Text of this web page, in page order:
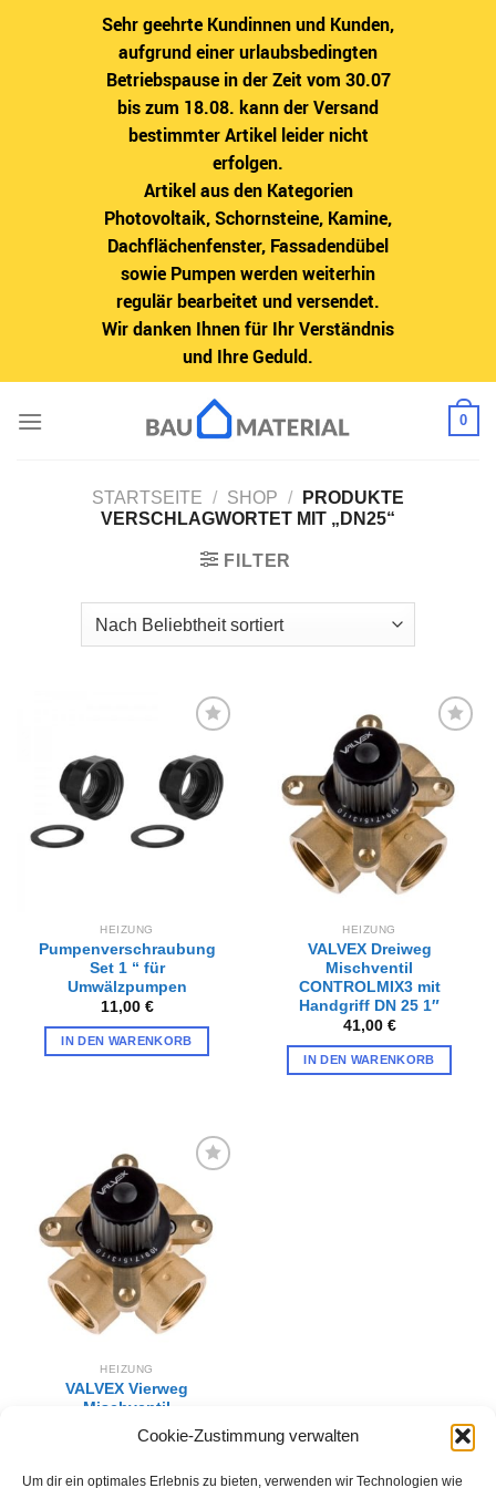
Sehr geehrte Kundinnen und Kunden,
aufgrund einer urlaubsbedingten
Betriebspause in der Zeit vom 30.07
bis zum 18.08. kann der Versand
bestimmter Artikel leider nicht
erfolgen.
Artikel aus den Kategorien
Photovoltaik, Schornsteine, Kamine,
Dachflächenfenster, Fassadendübel
sowie Pumpen werden weiterhin
regulär bearbeitet und versendet.
Wir danken Ihnen für Ihr Verständnis
und Ihre Geduld.
Cookie-Zustimmung verwalten
Um dir ein optimales Erlebnis zu bieten, verwenden wir Technologien wie
Inhalt
0
STARTSEITE / SHOP /
PRODUKTE
VERSCHLAGWORTET MIT „DN25“
FILTER
Wunschliste
hinzufügen
HEIZUNG
Pumpenverschraubung
Set 1 “ für
Umwälzpumpen
11,00 €
IN DEN WARENKORB
Wunschliste
hinzufügen
HEIZUNG
VALVEX Dreiweg
Mischventil
CONTROLMIX3 mit
Handgriff DN 25 1″
41,00 €
IN DEN WARENKORB
Wunschliste
hinzufügen
HEIZUNG
VALVEX Vierweg
Mischventil
CONTROLMIX4 mit
Handgriff DN 25 1″